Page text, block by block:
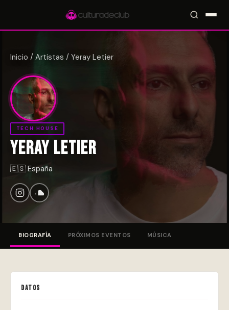
Accesos rápidos: 🎪 Eventos🎤 Artistas 📍 Locales 📰 Radar
Inicio / Artistas / Yeray Letier
TECH HOUSE
YERAY LETIER
🇪🇸 España
BIOGRAFÍA PRÓXIMOS EVENTOS MÚSICA
DATOS